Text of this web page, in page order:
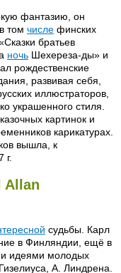
фантазию, он
том числе финских
братьев
ночь Шехереза-ды» и
рождественские
развивая себя,
иллюстраторов,
украшенного стиля.
картинок и
карикатурах.
вышла, к
г.
Allan
судьбы. Карл
в Финляндии, ещё в
идеями молодых
А. Линдрена.